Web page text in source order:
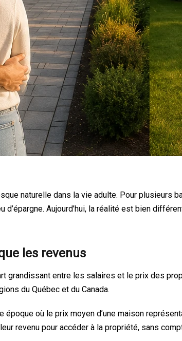
naturelle dans la vie adulte. Pour plusieurs
Aujourd’hui, la réalité est bien
les revenus
grandissant entre les salaires et le prix des
du Québec et du Canada.
où le prix moyen d’une maison
revenu pour accéder à la propriété, sans